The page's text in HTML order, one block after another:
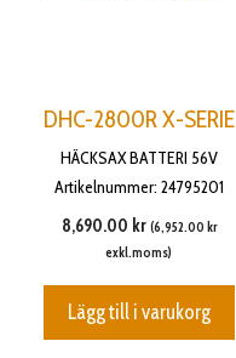
DHC-2800R X-SERIE
HÄCKSAX BATTERI 56V
Artikelnummer: 24795201
8,690.00 kr (6,952.00 kr
exkl.moms)
Lägg till i varukorg